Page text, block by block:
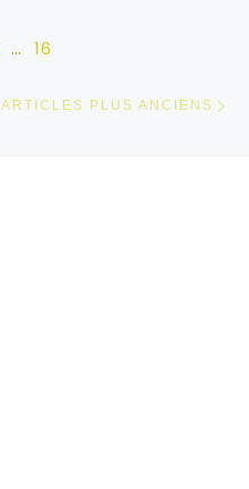
… 16
ARTICLES PLUS ANCIENS